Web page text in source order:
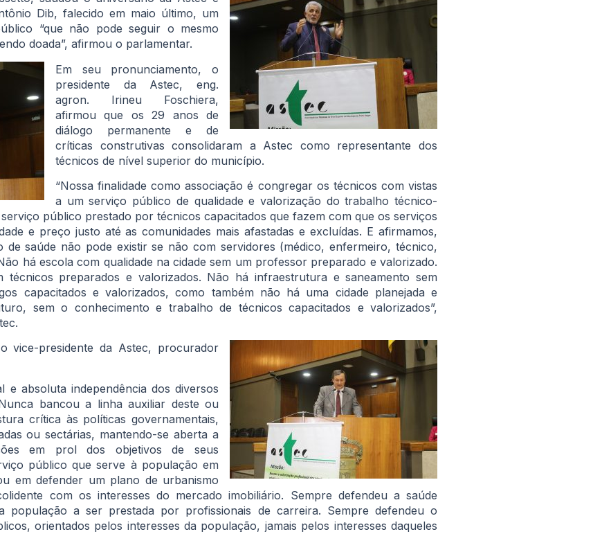
Dib, falecido em maio último, um
“que não pode seguir o mesmo
doada”, afirmou o parlamentar.
Em seu pronunciamento, o
presidente da Astec, eng.
agron. Irineu Foschiera,
afirmou que os 29 anos de
diálogo permanente e de
críticas construtivas consolidaram a Astec como representante dos
técnicos de nível superior do município.
“Nossa finalidade como associação é congregar os técnicos com vistas
a um serviço público de qualidade e valorização do trabalho técnico-
público prestado por técnicos capacitados que fazem com que os serviços
e preço justo até as comunidades mais afastadas e excluídas. E afirmamos,
saúde não pode existir se não com servidores (médico, enfermeiro, técnico,
há escola com qualidade na cidade sem um professor preparado e valorizado.
técnicos preparados e valorizados. Não há infraestrutura e saneamento sem
capacitados e valorizados, como também não há uma cidade planejada e
sem o conhecimento e trabalho de técnicos capacitados e valorizados”,
vice-presidente da Astec, procurador
e absoluta independência dos diversos
bancou a linha auxiliar deste ou
crítica às políticas governamentais,
ou sectárias, mantendo-se aberta a
em prol dos objetivos de seus
público que serve à população em
em defender um plano de urbanismo
com os interesses do mercado imobiliário. Sempre defendeu a saúde
população a ser prestada por profissionais de carreira. Sempre defendeu o
orientados pelos interesses da população, jamais pelos interesses daqueles